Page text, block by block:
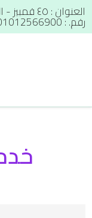
العنوان :
رقم. : 01012566900